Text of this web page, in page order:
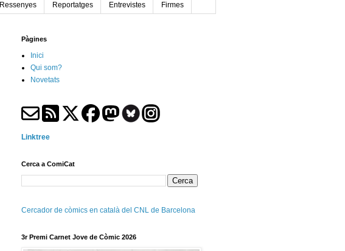
Ressenyes Reportatges Entrevistes Firmes
Pàgines
Inici
Qui som?
Novetats
Linktree
Cerca a ComiCat
Cercador de còmics en català del CNL de Barcelona
3r Premi Carnet Jove de Còmic 2026